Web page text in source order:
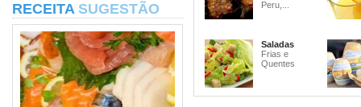
RECEITA SUGESTÃO
Peru,...
Saladas
Frias e
Quentes